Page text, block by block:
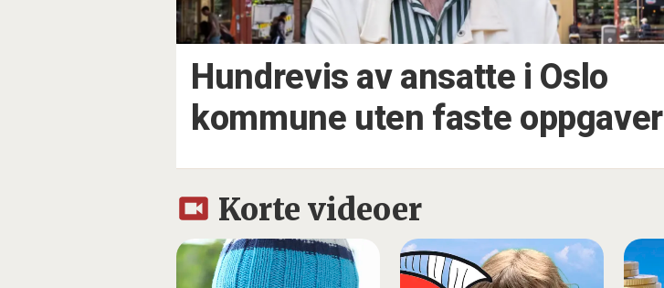
Hundrevis av ansatte i Oslo
kommune uten faste oppgaver
Korte videoer